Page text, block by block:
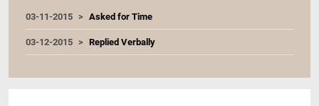
03-11-2015 Asked for Time
03-12-2015 Replied Verbally